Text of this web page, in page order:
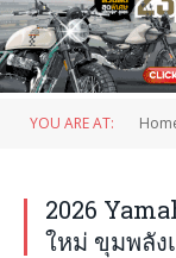
YOU ARE AT:
2026
ใหม่ ขุมพลัง